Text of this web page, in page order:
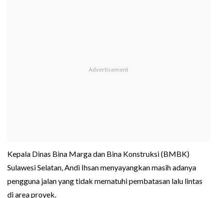
Kepala Dinas Bina Marga dan Bina Konstruksi (BMBK)
Sulawesi Selatan, Andi Ihsan menyayangkan masih adanya
pengguna jalan yang tidak mematuhi pembatasan lalu lintas
di area proyek.